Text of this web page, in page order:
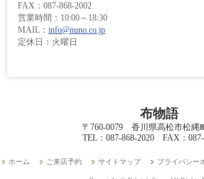
FAX：087-868-2002
営業時間：10:00～18:30
MAIL： info@nuno.co.jp
定休日：火曜日
布物語
〒760-0079 香川県高松市松縄
TEL：087-868-2020 FAX：087-
ホーム ご来店予約 サイトマップ プライバシー